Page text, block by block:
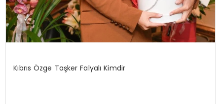
Kıbrıs Özge Taşker Falyalı Kimdir